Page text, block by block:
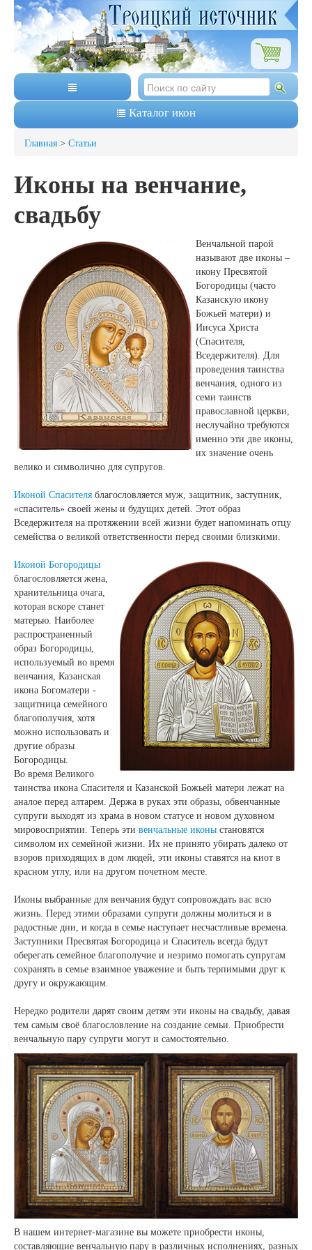
Каталог икон
Главная > Статьи
Иконы на венчание,
свадьбу
Венчальной парой
называют две иконы –
икону Пресвятой
Богородицы (часто
Казанскую икону
Божьей матери) и
Иисуса Христа
(Спасителя,
Вседержителя). Для
проведения таинства
венчания, одного из
семи таинств
православной церкви,
неслучайно требуются
именно эти две иконы,
их значение очень
велико и символично для супругов.
Иконой Спасителя благословляется муж, защитник, заступник,
«спаситель» своей жены и будущих детей. Этот образ
Вседержителя на протяжении всей жизни будет напоминать отцу
семейства о великой ответственности перед своими близкими.
Иконой Богородицы
благословляется жена,
хранительница очага,
которая вскоре станет
матерью. Наиболее
распространенный
образ Богородицы,
используемый во время
венчания, Казанская
икона Богоматери -
защитница семейного
благополучия, хотя
можно использовать и
другие образы
Богородицы.
Во время Великого
таинства икона Спасителя и Казанской Божьей матери лежат на
аналое перед алтарем. Держа в руках эти образы, обвенчанные
супруги выходят из храма в новом статусе и новом духовном
мировосприятии. Теперь эти венчальные иконы становятся
символом их семейной жизни. Их не принято убирать далеко от
взоров приходящих в дом людей, эти иконы ставятся на киот в
красном углу, или на другом почетном месте.
Иконы выбранные для венчания будут сопровождать вас всю
жизнь. Перед этими образами супруги должны молиться и в
радостные дни, и когда в семье наступает несчастливые времена.
Заступники Пресвятая Богородица и Спаситель всегда будут
оберегать семейное благополучие и незримо помогать супругам
сохранять в семье взаимное уважение и быть терпимыми друг к
другу и окружающим.
Нередко родители дарят своим детям эти иконы на свадьбу, давая
тем самым своё благословление на создание семьи. Приобрести
венчальную пару супруги могут и самостоятельно.
В нашем интернет-магазине вы можете приобрести иконы,
составляющие венчальную пару в различных исполнениях, разных